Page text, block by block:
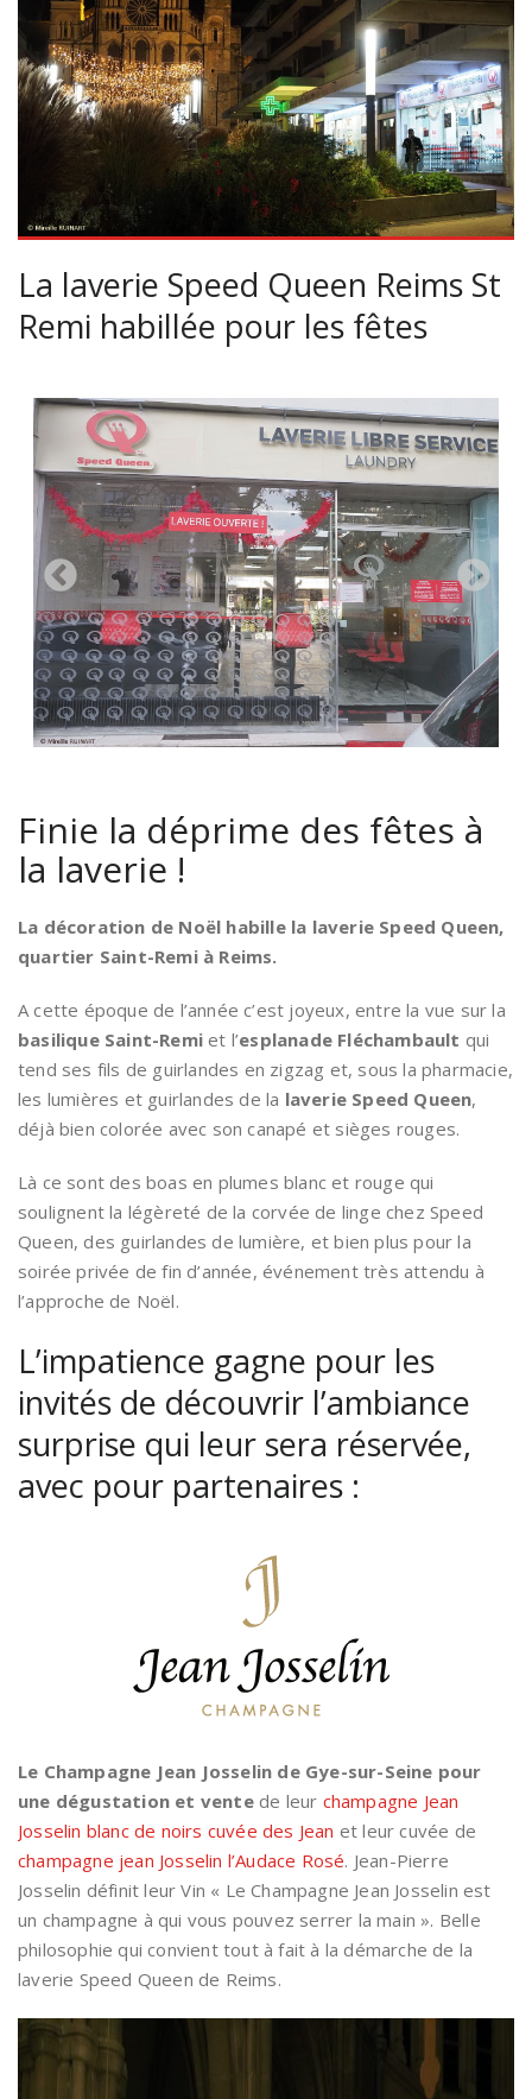
La laverie Speed Queen Reims St
Remi habillée pour les fêtes
Finie la déprime des fêtes à
la laverie !
La décoration de Noël habille la laverie Speed Queen,
quartier Saint-Remi à Reims.
A cette époque de l’année c’est joyeux, entre la vue sur la
basilique Saint-Remi et l’esplanade Fléchambault qui
tend ses fils de guirlandes en zigzag et, sous la pharmacie,
les lumières et guirlandes de la laverie Speed Queen,
déjà bien colorée avec son canapé et sièges rouges.
Là ce sont des boas en plumes blanc et rouge qui
soulignent la légèreté de la corvée de linge chez Speed
Queen, des guirlandes de lumière, et bien plus pour la
soirée privée de fin d’année, événement très attendu à
l’approche de Noël.
L’impatience gagne pour les
invités de découvrir l’ambiance
surprise qui leur sera réservée,
avec pour partenaires :
Le Champagne Jean Josselin de Gye-sur-Seine pour
une dégustation et ventede leur champagne Jean
Josselin blanc de noirs cuvée des Jean et leur cuvée de
champagne jean Josselin l’Audace Rosé. Jean-Pierre
Josselin définit leur Vin « Le Champagne Jean Josselin est
un champagne à qui vous pouvez serrer la main ». Belle
philosophie qui convient tout à fait à la démarche de la
laverie Speed Queen de Reims.